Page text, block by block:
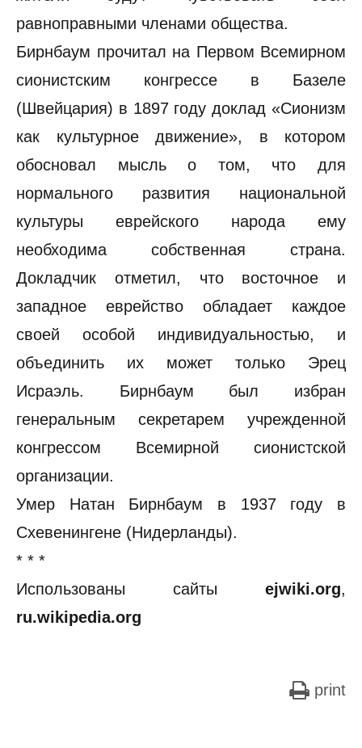
равноправными членами общества.
Бирнбаум прочитал на Первом Всемирном
сионистским конгрессе в Базеле
(Швейцария) в 1897 году доклад «Сионизм
как культурное движение», в котором
обосновал мысль о том, что для
нормального развития национальной
культуры еврейского народа ему
необходима собственная страна.
Докладчик отметил, что восточное и
западное еврейство обладает каждое
своей особой индивидуальностью, и
объединить их может только Эрец
Исраэль. Бирнбаум был избран
генеральным секретарем учрежденной
конгрессом Всемирной сионистской
организации.
Умер Натан Бирнбаум в 1937 году в
Схевенингене (Нидерланды).
* * *
Использованы сайты ejwiki.org,
ru.wikipedia.org
print